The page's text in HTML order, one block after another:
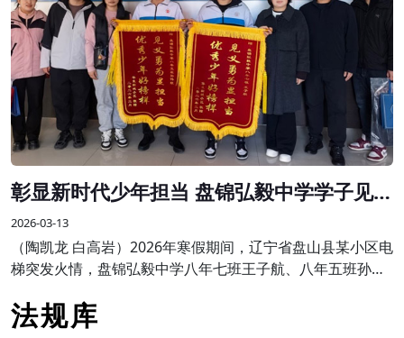
彰显新时代少年担当 盘锦弘毅中学学子见义
勇为受表彰
2026-03-13
（陶凯龙 白高岩）2026年寒假期间，辽宁省盘山县某小区电
梯突发火情，盘锦弘毅中学八年七班王子航、八年五班孙伟
出，熟练使用灭火器果断处置，成功将火情扑灭
法规库